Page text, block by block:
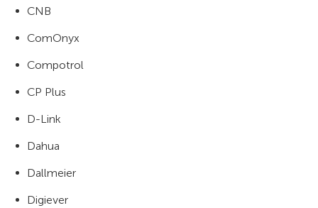
CNB
ComOnyx
Compotrol
CP Plus
D-Link
Dahua
Dallmeier
Digiever